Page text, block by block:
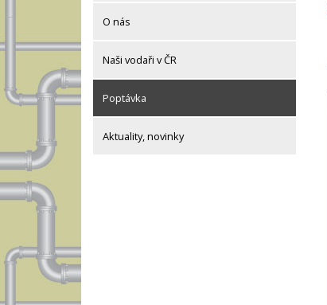
O nás
Naši vodaři v ČR
Poptávka
Aktuality, novinky